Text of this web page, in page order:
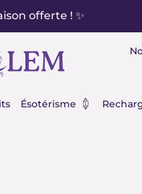
offerte ! ✨
Senteurs
Ésotérisme Ouvrir